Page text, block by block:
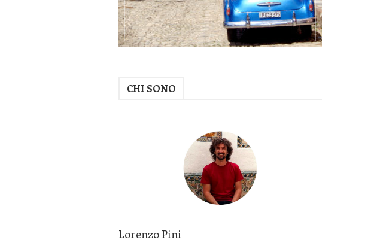
CHI SONO
Lorenzo Pini